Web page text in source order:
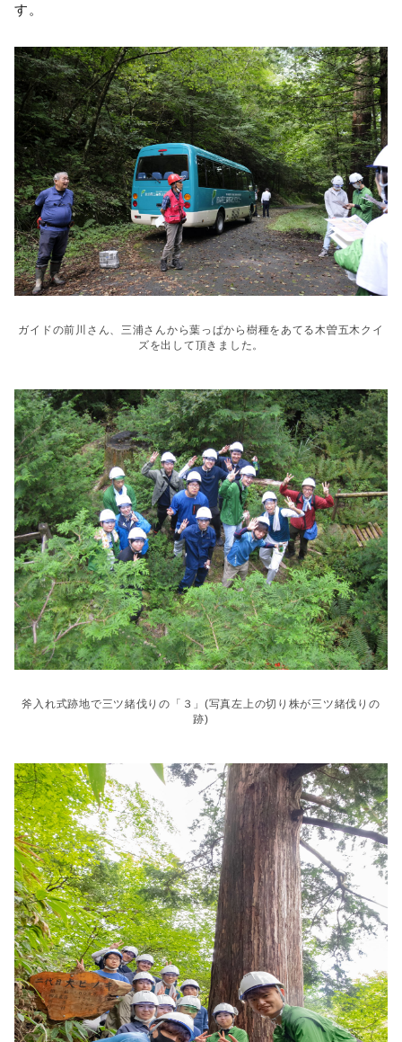
す。
ガイドの前川さん、三浦さんから葉っぱから樹種をあてる木曽五木クイ
ズを出して頂きました。
斧入れ式跡地で三ツ緒伐りの「３」(写真左上の切り株が三ツ緒伐りの
跡)